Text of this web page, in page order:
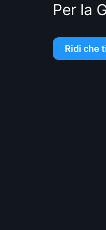
Per la
Ridi che